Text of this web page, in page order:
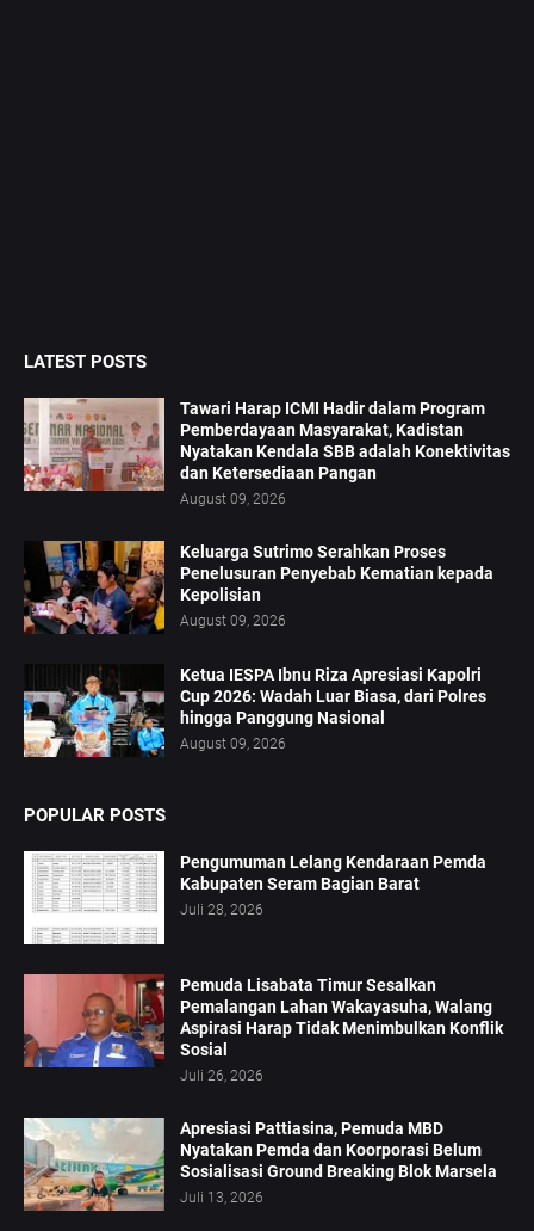
LATEST POSTS
Tawari Harap ICMI Hadir dalam Program
Pemberdayaan Masyarakat, Kadistan
Nyatakan Kendala SBB adalah Konektivitas
dan Ketersediaan Pangan
August 09, 2026
Keluarga Sutrimo Serahkan Proses
Penelusuran Penyebab Kematian kepada
Kepolisian
August 09, 2026
Ketua IESPA Ibnu Riza Apresiasi Kapolri
Cup 2026: Wadah Luar Biasa, dari Polres
hingga Panggung Nasional
August 09, 2026
POPULAR POSTS
Pengumuman Lelang Kendaraan Pemda
Kabupaten Seram Bagian Barat
Juli 28, 2026
Pemuda Lisabata Timur Sesalkan
Pemalangan Lahan Wakayasuha, Walang
Aspirasi Harap Tidak Menimbulkan Konflik
Sosial
Juli 26, 2026
Apresiasi Pattiasina, Pemuda MBD
Nyatakan Pemda dan Koorporasi Belum
Sosialisasi Ground Breaking Blok Marsela
Juli 13, 2026